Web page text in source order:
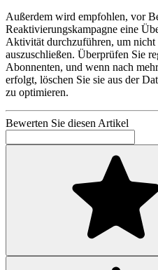
Außerdem wird empfohlen, vor
Reaktivierungskampagne eine
Aktivität durchzuführen, um nicht
auszuschließen. Überprüfen Sie
Abonnenten, und wenn nach
erfolgt, löschen Sie sie aus der
zu optimieren.
Bewerten Sie diesen Artikel